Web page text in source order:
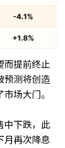
而提前终止
预测将创造
场大门。
中下跌，此
月再次降息